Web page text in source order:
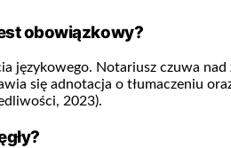
obowiązkowy?
językowego. Notariusz czuwa
się adnotacja o tłumaczeniu
2023).